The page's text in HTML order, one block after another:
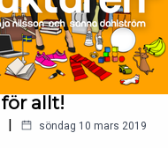
allt!
| söndag 10 mars 2019